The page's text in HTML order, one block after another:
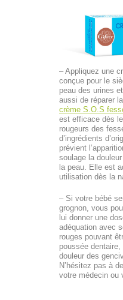
– Appliquez une
conçue pour le
peau des urines
aussi de réparer
crème S.O.S
est efficace dès
rougeurs des
d’ingrédients
prévient
soulage la
la peau. Elle est
utilisation dès la
– Si votre bébé
grognon, vous
lui donner une
adéquation avec
rouges pouvant
poussée
douleur des
N’hésitez pas à
votre médecin ou